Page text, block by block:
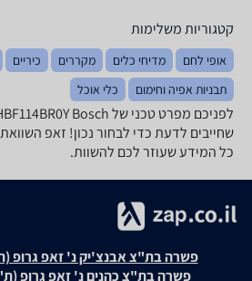
קטגוריות משלימות
אופי לחם מדיחי כלים מקררים כיריים
תבניות אפיה וחימום
כלי אוכל
שחייבים לדעת כדי לבחור נכון! זאפ
כל המידע שעוזר לכם להשוות.
פשרה בת"צ אבנצ'יק נ' זאפ גרופ (ת"צ 23008-
פשרה בת"צ כהנים נ' זאפ גרופ (ת"צ 60371-